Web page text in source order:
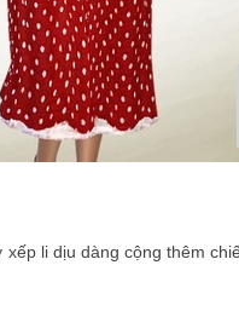
li dịu dàng cộng thêm